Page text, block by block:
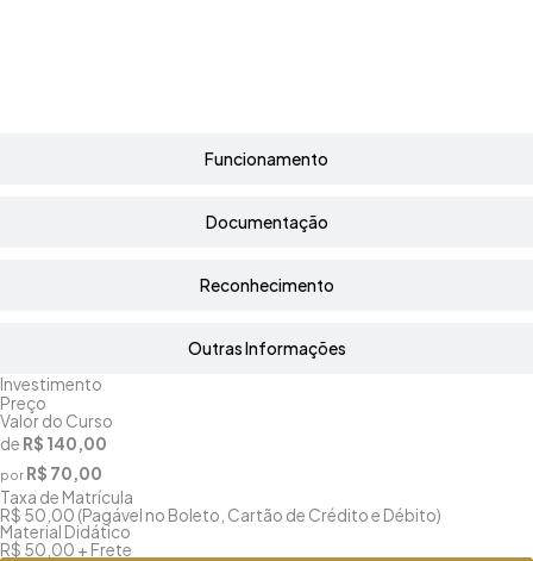
Funcionamento
Documentação
Reconhecimento
Outras Informações
Investimento
Preço
Valor do Curso
de R$ 140,00
por R$ 70,00
Taxa de Matrícula
R$ 50,00 (Pagável no Boleto, Cartão de Crédito e Débito)
Material Didático
R$ 50,00 + Frete